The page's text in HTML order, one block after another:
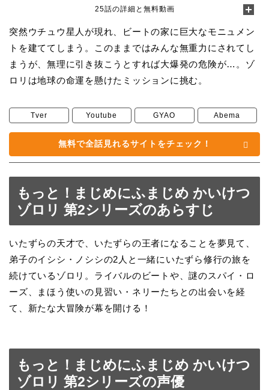
25話の詳細と無料動画
突然ウチュウ星人が現れ、ビートの家に巨大なモニュメン
トを建ててしまう。このままではみんな無重力にされてし
まうが、無理に引き抜こうとすれば大爆発の危険が…。ゾ
ロリは地球の命運を懸けたミッションに挑む。
Tver Youtube GYAO Abema
無料で全話見れるサイトをチェック！
もっと！まじめにふまじめ かいけつ
ゾロリ 第2シリーズのあらすじ
いたずらの天才で、いたずらの王者になることを夢見て、
弟子のイシシ・ノシシの2人と一緒にいたずら修行の旅を
続けているゾロリ。ライバルのビートや、謎のスパイ・ロ
ーズ、まほう使いの見習い・ネリーたちとの出会いを経
て、新たな大冒険が幕を開ける！
もっと！まじめにふまじめ かいけつ
ゾロリ 第2シリーズの声優